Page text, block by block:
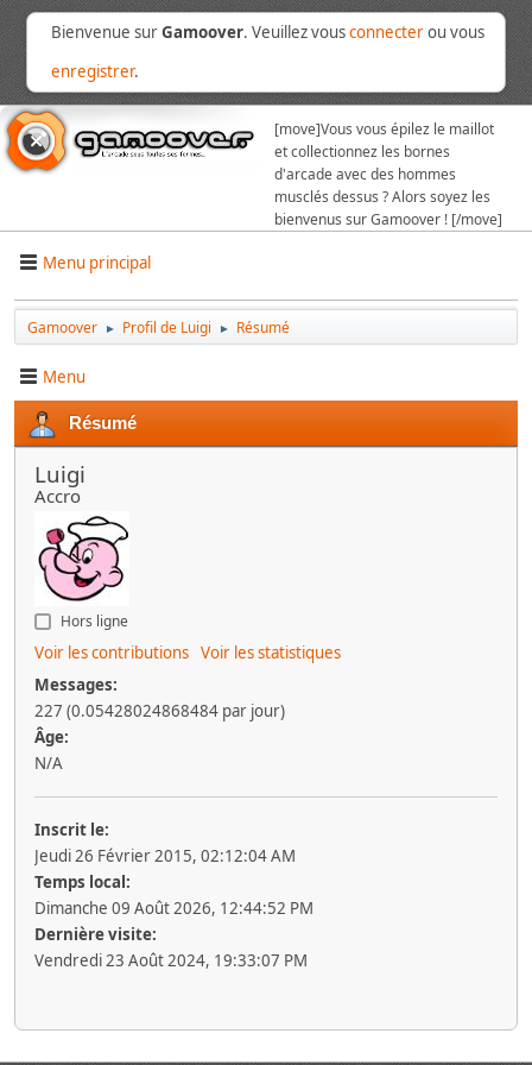
Bienvenue surGamoover. Veuillez vousconnecterou vous
enregistrer.
[move]Vous vous épilez le maillot
et collectionnez les bornes
d'arcade avec des hommes
musclés dessus ? Alors soyez les
bienvenus sur Gamoover ! [/move]
Menu principal
Gamoover ► Profil de Luigi ► Résumé
Menu
Résumé
Luigi
Accro
Hors ligne
Voir les contributions Voir les statistiques
Messages:
227 (0.05428024868484 par jour)
Âge:
N/A
Inscrit le:
Jeudi 26 Février 2015, 02:12:04 AM
Temps local:
Dimanche 09 Août 2026, 12:44:52 PM
Dernière visite:
Vendredi 23 Août 2024, 19:33:07 PM